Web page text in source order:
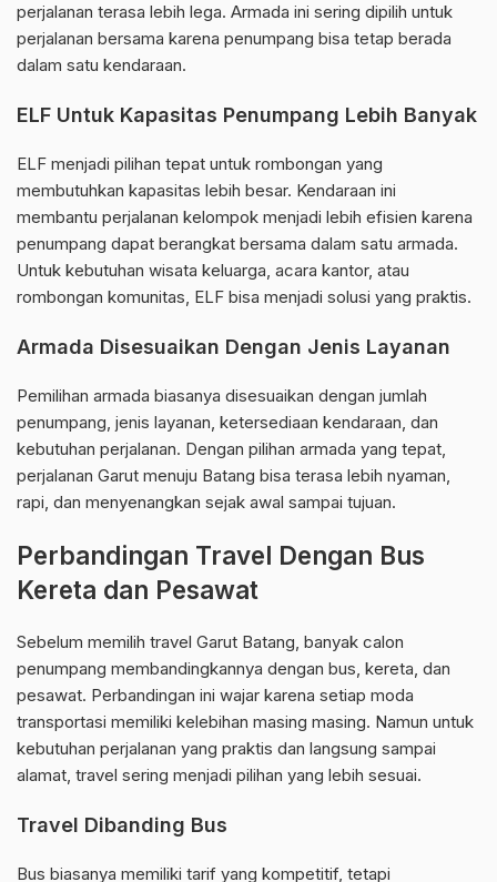
perjalanan terasa lebih lega. Armada ini sering dipilih untuk
perjalanan bersama karena penumpang bisa tetap berada
dalam satu kendaraan.
ELF Untuk Kapasitas Penumpang Lebih Banyak
ELF menjadi pilihan tepat untuk rombongan yang
membutuhkan kapasitas lebih besar. Kendaraan ini
membantu perjalanan kelompok menjadi lebih efisien karena
penumpang dapat berangkat bersama dalam satu armada.
Untuk kebutuhan wisata keluarga, acara kantor, atau
rombongan komunitas, ELF bisa menjadi solusi yang praktis.
Armada Disesuaikan Dengan Jenis Layanan
Pemilihan armada biasanya disesuaikan dengan jumlah
penumpang, jenis layanan, ketersediaan kendaraan, dan
kebutuhan perjalanan. Dengan pilihan armada yang tepat,
perjalanan Garut menuju Batang bisa terasa lebih nyaman,
rapi, dan menyenangkan sejak awal sampai tujuan.
Perbandingan Travel Dengan Bus
Kereta dan Pesawat
Sebelum memilih travel Garut Batang, banyak calon
penumpang membandingkannya dengan bus, kereta, dan
pesawat. Perbandingan ini wajar karena setiap moda
transportasi memiliki kelebihan masing masing. Namun untuk
kebutuhan perjalanan yang praktis dan langsung sampai
alamat, travel sering menjadi pilihan yang lebih sesuai.
Travel Dibanding Bus
Bus biasanya memiliki tarif yang kompetitif, tetapi